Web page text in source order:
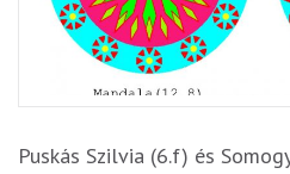
Puskás Szilvia (6.f) és